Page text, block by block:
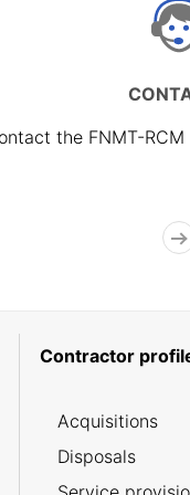
the FNMT-
Contractor
Acquisitions
Disposals